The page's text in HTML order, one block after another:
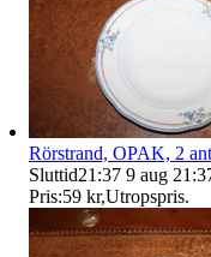
Rörstrand, OPAK, 2
Sluttid21:37 9 aug
Pris:59 kr,Utropspris.